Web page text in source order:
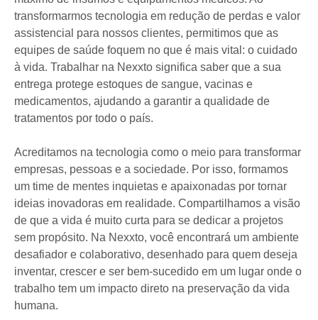
transformarmos tecnologia em redução de perdas e valor
assistencial para nossos clientes, permitimos que as
equipes de saúde foquem no que é mais vital: o cuidado
à vida. Trabalhar na Nexxto significa saber que a sua
entrega protege estoques de sangue, vacinas e
medicamentos, ajudando a garantir a qualidade de
tratamentos por todo o país.
Acreditamos na tecnologia como o meio para transformar
empresas, pessoas e a sociedade. Por isso, formamos
um time de mentes inquietas e apaixonadas por tornar
ideias inovadoras em realidade. Compartilhamos a visão
de que a vida é muito curta para se dedicar a projetos
sem propósito. Na Nexxto, você encontrará um ambiente
desafiador e colaborativo, desenhado para quem deseja
inventar, crescer e ser bem-sucedido em um lugar onde o
trabalho tem um impacto direto na preservação da vida
humana.